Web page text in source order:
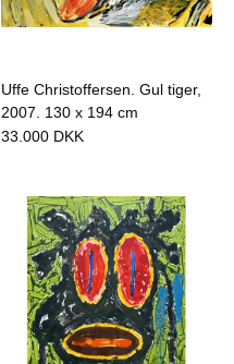
Uffe Christoffersen. Gul tiger,
2007. 130 x 194 cm
33.000 DKK